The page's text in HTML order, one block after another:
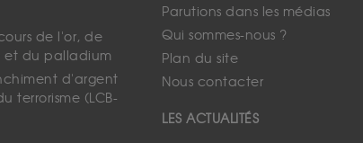
de l'or, de
et du palladium
d'argent
terrorisme (LCB-
Parutions dans les médias
Qui sommes-nous ?
Plan du site
Nous contacter
LES ACTUALITÉS